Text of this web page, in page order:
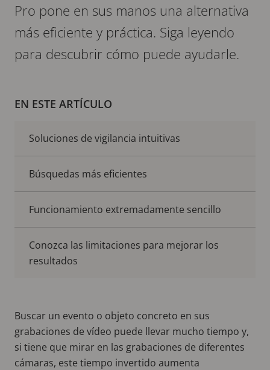
Pro pone en sus manos una alternativa
más eficiente y práctica. Siga leyendo
para descubrir cómo puede ayudarle.
EN ESTE ARTÍCULO
Soluciones de vigilancia intuitivas
Búsquedas más eficientes
Funcionamiento extremadamente sencillo
Conozca las limitaciones para mejorar los
resultados
Buscar un evento o objeto concreto en sus
grabaciones de vídeo puede llevar mucho tiempo y,
si tiene que mirar en las grabaciones de diferentes
cámaras, este tiempo invertido aumenta